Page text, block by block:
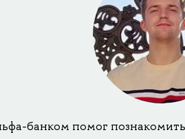
банком помог